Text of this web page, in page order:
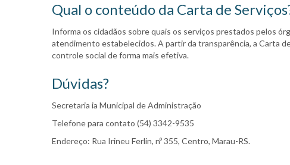
Qual o conteúdo da Carta de
Informa os cidadãos sobre quais os serviços prestados pelos
atendimento estabelecidos. A partir da transparência, a Carta
controle social de forma mais efetiva.
Dúvidas?
Secretaria ia Municipal de Administração
Telefone para contato (54) 3342-9535
Endereço: Rua Irineu Ferlin, nº 355, Centro, Marau-RS.